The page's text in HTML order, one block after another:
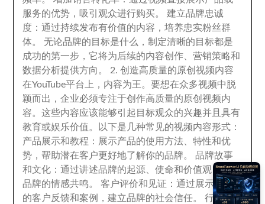
服务的优势 ， 吸引观众进行购买。 建立品牌忠诚
度 ：通过持续发布有价值的内容 ，培养忠实粉丝群
体。 无论品牌的目标是什么 ，制定清晰的目标都是
成功的第一步 ，它将为后续的内容创作 、营销策略和
数据分析提供方向 。 2.创造高质量的原创视频内容
在YouTube平台上 ， 内容为王 。要想在众多视频中脱
颖而出 ，企业必须专注于创作高质量的原创视频内
容。这些内容应该能够引起目标观众的兴趣并且具有
教育或娱乐价值。 以下是几种常见的视频内容形式 ：
产品展示和教程 ： 展示产品的使用方法 、特性和优
势 ，帮助潜在客户更好地了解你的品牌。品牌故事
和文化 ：通过讲述品牌的起源 、使命和价值观 ，增强
品牌的情感共鸣。客户评价和见证 ：通过展示真实
的客户反馈和案例
， 建立品牌的社会信任。行业知